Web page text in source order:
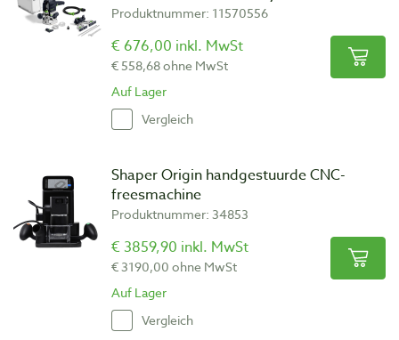
Produktnummer: 11570556
€ 676,00 inkl. MwSt
€ 558,68 ohne MwSt
Auf Lager
Vergleich
Shaper Origin handgestuurde CNC-
freesmachine
Produktnummer: 34853
€ 3859,90 inkl. MwSt
€ 3190,00 ohne MwSt
Auf Lager
Vergleich